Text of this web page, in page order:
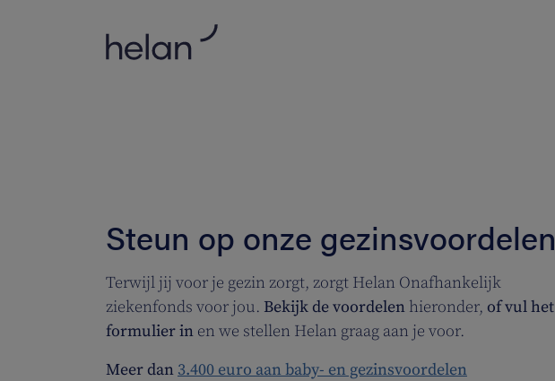
Steun op onze gezinsvoordelen
Terwijl jij voor je gezin zorgt, zorgt Helan Onafhankelijk
ziekenfonds voor jou. Bekijk de voordelen hieronder, of vul het
formulier in en we stellen Helan graag aan je voor.
Meer dan 3.400 euro aan baby- en gezinsvoordelen